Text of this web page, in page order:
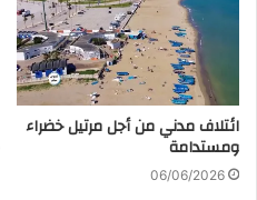
ائتلاف مدني من أجل مرتيل خضراء
ومستدامة
06/06/2026